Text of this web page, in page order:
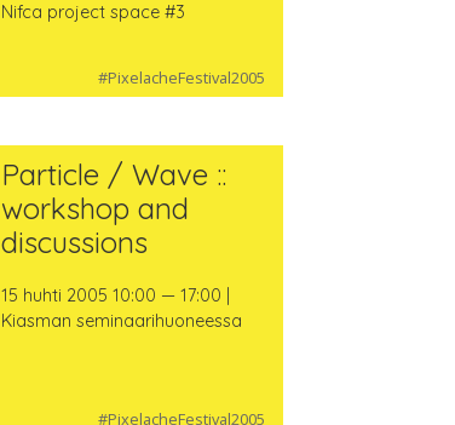
Nifca project space #3
#PixelacheFestival2005
Particle / Wave ::
workshop and
discussions
15 huhti 2005 10:00 — 17:00 |
Kiasman seminaarihuoneessa
#PixelacheFestival2005